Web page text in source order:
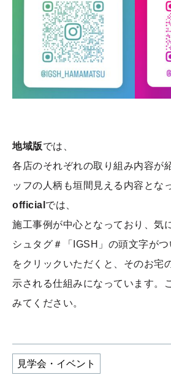
地域版では、
各店のそれぞれの取り組み内容が
ッフの人柄も垣間見える内容とな
official では、
施工事例が中心となっており、気
シュタグ＃「IGSH」の頭文字が
をクリックいただくと、そのお宅
示される仕組みになっています。
みてください。
見学会・イベント